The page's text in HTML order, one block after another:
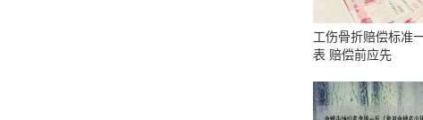
工伤骨折赔偿标准
表 赔偿前应先